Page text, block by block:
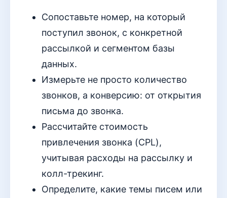
Сопоставьте номер, на который
поступил звонок, с конкретной
рассылкой и сегментом базы
данных.
Измерьте не просто количество
звонков, а конверсию: от открытия
письма до звонка.
Рассчитайте стоимость
привлечения звонка (CPL),
учитывая расходы на рассылку и
колл-трекинг.
Определите, какие темы писем или